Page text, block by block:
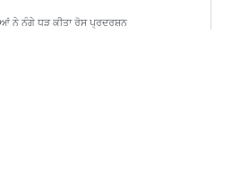
ਨੇ ਨੰਗੇ ਧੜ ਕੀਤਾ ਰੋਸ ਪ੍ਰਦਰਸ਼ਨ